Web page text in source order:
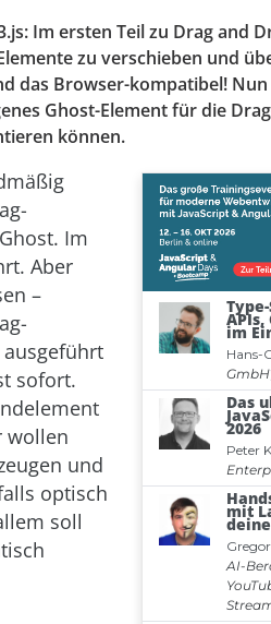
Im ersten Teil zu Drag and
zu verschieben und
das Browser-kompatibel!
Ghost-Element für die
können.
Im
Aber
–
sofort.
wollen
und
optisch
soll